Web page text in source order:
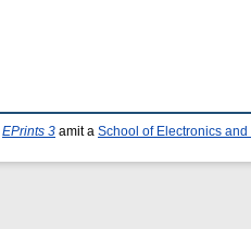
EPrints 3 amit a School of Electronics